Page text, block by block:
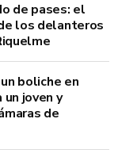
de pases: el
los delanteros
boliche en
joven y
de